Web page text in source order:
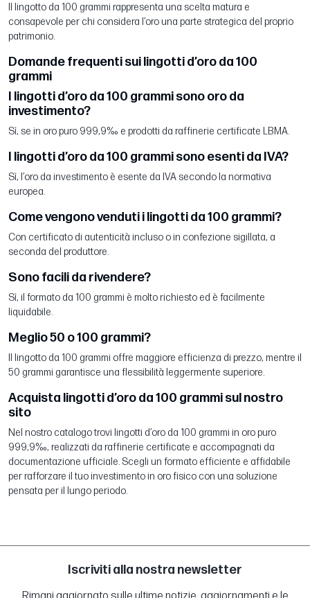
Il lingotto da 100 grammi rappresenta una scelta matura e
consapevole per chi considera l’oro una parte strategica del proprio
patrimonio.
Domande frequenti sui lingotti d’oro da 100
grammi
I lingotti d’oro da 100 grammi sono oro da
investimento?
Sì, se in oro puro 999,9‰ e prodotti da raffinerie certificate LBMA.
I lingotti d’oro da 100 grammi sono esenti da IVA?
Sì, l’oro da investimento è esente da IVA secondo la normativa
europea.
Come vengono venduti i lingotti da 100 grammi?
Con certificato di autenticità incluso o in confezione sigillata, a
seconda del produttore.
Sono facili da rivendere?
Sì, il formato da 100 grammi è molto richiesto ed è facilmente
liquidabile.
Meglio 50 o 100 grammi?
Il lingotto da 100 grammi offre maggiore efficienza di prezzo, mentre il
50 grammi garantisce una flessibilità leggermente superiore.
Acquista lingotti d’oro da 100 grammi sul nostro
sito
Nel nostro catalogo trovi lingotti d’oro da 100 grammi in oro puro
999,9‰, realizzati da raffinerie certificate e accompagnati da
documentazione ufficiale. Scegli un formato efficiente e affidabile
per rafforzare il tuo investimento in oro fisico con una soluzione
pensata per il lungo periodo.
Iscriviti alla nostra newsletter